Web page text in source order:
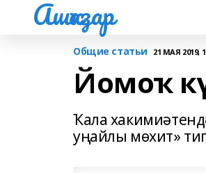
Ашҡаҙар
Общие статьи 21 МАЯ 2019,
Йомоҡ
Ҡала
уңайлы мөхит»